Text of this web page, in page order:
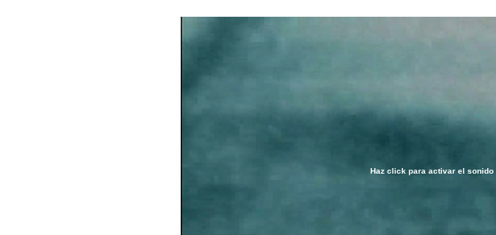
Haz click para activar el sonido